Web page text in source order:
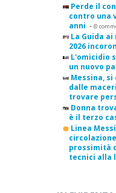
Perde il
contro una
anni - (0
La Guida
2026
L'omicidio
un nuovo
Messina,
dalle
trovare
Donna
è il terzo
Linea
prossimità
tecnici alla